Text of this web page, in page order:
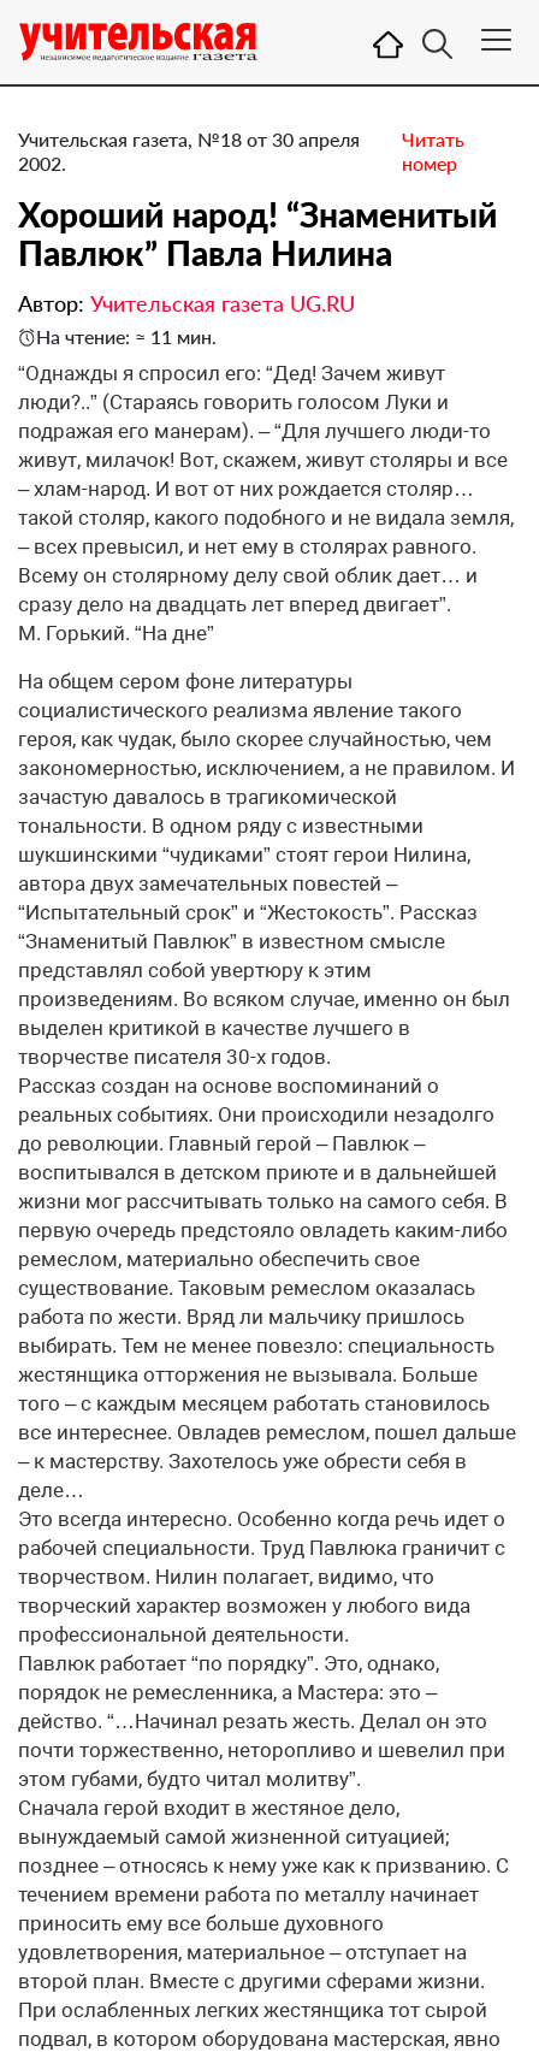
Учительская газета, №18 от 30 апреля
2002.
Читать
номер
Хороший народ! “Знаменитый
Павлюк” Павла Нилина
Автор: Учительская газета UG.RU
На чтение: ≈ 11 мин.
“Однажды я спросил его: “Дед! Зачем живут
люди?..” (Стараясь говорить голосом Луки и
подражая его манерам). – “Для лучшего люди-то
живут, милачок! Вот, скажем, живут столяры и все
– хлам-народ. И вот от них рождается столяр…
такой столяр, какого подобного и не видала земля,
– всех превысил, и нет ему в столярах равного.
Всему он столярному делу свой облик дает… и
сразу дело на двадцать лет вперед двигает”.
М. Горький. “На дне”
На общем сером фоне литературы
социалистического реализма явление такого
героя, как чудак, было скорее случайностью, чем
закономерностью, исключением, а не правилом. И
зачастую давалось в трагикомической
тональности. В одном ряду с известными
шукшинскими “чудиками” стоят герои Нилина,
автора двух замечательных повестей –
“Испытательный срок” и “Жестокость”. Рассказ
“Знаменитый Павлюк” в известном смысле
представлял собой увертюру к этим
произведениям. Во всяком случае, именно он был
выделен критикой в качестве лучшего в
творчестве писателя 30-х годов.
Рассказ создан на основе воспоминаний о
реальных событиях. Они происходили незадолго
до революции. Главный герой – Павлюк –
воспитывался в детском приюте и в дальнейшей
жизни мог рассчитывать только на самого себя. В
первую очередь предстояло овладеть каким-либо
ремеслом, материально обеспечить свое
существование. Таковым ремеслом оказалась
работа по жести. Вряд ли мальчику пришлось
выбирать. Тем не менее повезло: специальность
жестянщика отторжения не вызывала. Больше
того – с каждым месяцем работать становилось
все интереснее. Овладев ремеслом, пошел дальше
– к мастерству. Захотелось уже обрести себя в
деле…
Это всегда интересно. Особенно когда речь идет о
рабочей специальности. Труд Павлюка граничит с
творчеством. Нилин полагает, видимо, что
творческий характер возможен у любого вида
профессиональной деятельности.
Павлюк работает “по порядку”. Это, однако,
порядок не ремесленника, а Мастера: это –
действо. “…Начинал резать жесть. Делал он это
почти торжественно, неторопливо и шевелил при
этом губами, будто читал молитву”.
Сначала герой входит в жестяное дело,
вынуждаемый самой жизненной ситуацией;
позднее – относясь к нему уже как к призванию. С
течением времени работа по металлу начинает
приносить ему все больше духовного
удовлетворения, материальное – отступает на
второй план. Вместе с другими сферами жизни.
При ослабленных легких жестянщика тот сырой
подвал, в котором оборудована мастерская, явно